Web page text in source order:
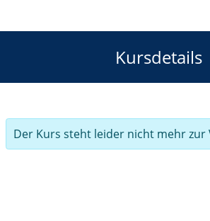
Kursdetails
Der Kurs steht leider nicht mehr zur